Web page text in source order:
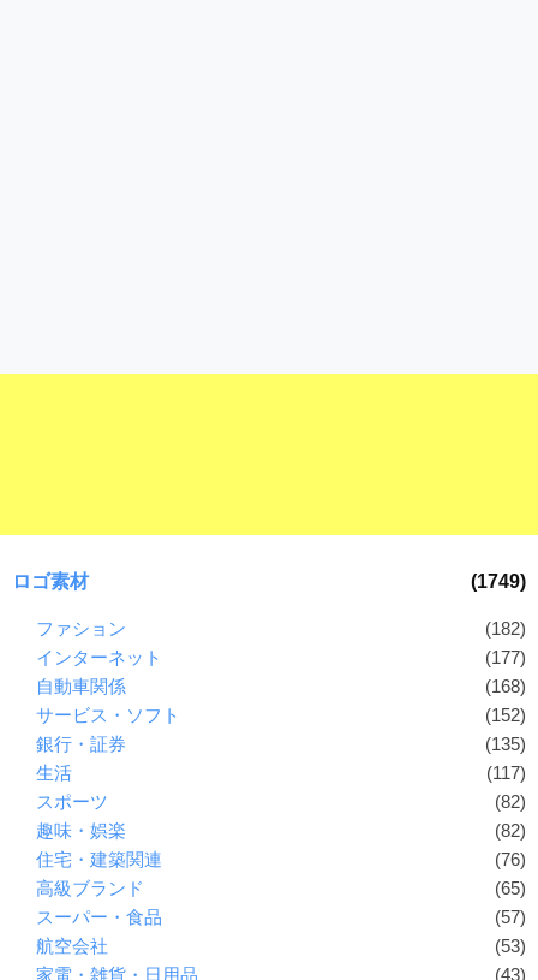
ロゴ素材 (1749)
ファション
(182)
インターネット
(177)
自動車関係
(168)
サービス・ソフト
(152)
銀行・証券
(135)
生活
(117)
スポーツ
(82)
趣味・娯楽
(82)
住宅・建築関連
(76)
高級ブランド
(65)
スーパー・食品
(57)
航空会社
(53)
家電・雑貨・日用品
(43)